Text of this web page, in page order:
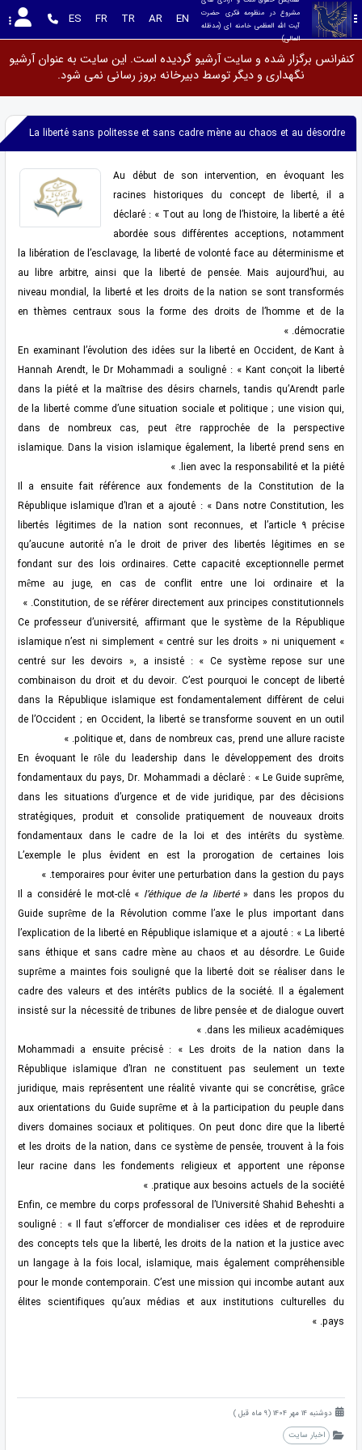
العالی)
EN
AR
TR
FR
ES
کنفرانس برگزار شده و سایت آرشیو گردیده است. این سایت به عنوان آرشیو
نگهداری و دیگر توسط دبیرخانه بروز رسانی نمی شود.
La liberté sans politesse et sans cadre mène au chaos et au désordre
Au début de son intervention, en évoquant les
racines historiques du concept de liberté, il a
déclaré : « Tout au long de l’histoire, la liberté a été
abordée sous différentes acceptions, notamment
la libération de l’esclavage, la liberté de volonté face au déterminisme et
au libre arbitre, ainsi que la liberté de pensée. Mais aujourd’hui, au
niveau mondial, la liberté et les droits de la nation se sont transformés
en thèmes centraux sous la forme des droits de l’homme et de la
démocratie. »
En examinant l’évolution des idées sur la liberté en Occident, de Kant à
Hannah Arendt, le Dr Mohammadi a souligné : « Kant conçoit la liberté
dans la piété et la maîtrise des désirs charnels, tandis qu’Arendt parle
de la liberté comme d’une situation sociale et politique ; une vision qui,
dans de nombreux cas, peut être rapprochée de la perspective
islamique. Dans la vision islamique également, la liberté prend sens en
lien avec la responsabilité et la piété. »
Il a ensuite fait référence aux fondements de la Constitution de la
République islamique d’Iran et a ajouté : « Dans notre Constitution, les
libertés légitimes de la nation sont reconnues, et l’article 9 précise
qu’aucune autorité n’a le droit de priver des libertés légitimes en se
fondant sur des lois ordinaires. Cette capacité exceptionnelle permet
même au juge, en cas de conflit entre une loi ordinaire et la
Constitution, de se référer directement aux principes constitutionnels. »
Ce professeur d’université, affirmant que le système de la République
islamique n’est ni simplement « centré sur les droits » ni uniquement «
centré sur les devoirs », a insisté : « Ce système repose sur une
combinaison du droit et du devoir. C’est pourquoi le concept de liberté
dans la République islamique est fondamentalement différent de celui
de l’Occident ; en Occident, la liberté se transforme souvent en un outil
politique et, dans de nombreux cas, prend une allure raciste. »
En évoquant le rôle du leadership dans le développement des droits
fondamentaux du pays, Dr. Mohammadi a déclaré : « Le Guide suprême,
dans les situations d’urgence et de vide juridique, par des décisions
stratégiques, produit et consolide pratiquement de nouveaux droits
fondamentaux dans le cadre de la loi et des intérêts du système.
L’exemple le plus évident en est la prorogation de certaines lois
temporaires pour éviter une perturbation dans la gestion du pays. »
Il a considéré le mot-clé « l’éthique de la liberté» dans les propos du
Guide suprême de la Révolution comme l’axe le plus important dans
l’explication de la liberté en République islamique et a ajouté : « La liberté
sans éthique et sans cadre mène au chaos et au désordre. Le Guide
suprême a maintes fois souligné que la liberté doit se réaliser dans le
cadre des valeurs et des intérêts publics de la société. Il a également
insisté sur la nécessité de tribunes de libre pensée et de dialogue ouvert
dans les milieux académiques. »
Mohammadi a ensuite précisé : « Les droits de la nation dans la
République islamique d’Iran ne constituent pas seulement un texte
juridique, mais représentent une réalité vivante qui se concrétise, grâce
aux orientations du Guide suprême et à la participation du peuple dans
divers domaines sociaux et politiques. On peut donc dire que la liberté
et les droits de la nation, dans ce système de pensée, trouvent à la fois
leur racine dans les fondements religieux et apportent une réponse
pratique aux besoins actuels de la société. »
Enfin, ce membre du corps professoral de l’Université Shahid Beheshti a
souligné : « Il faut s’efforcer de mondialiser ces idées et de reproduire
des concepts tels que la liberté, les droits de la nation et la justice avec
un langage à la fois local, islamique, mais également compréhensible
pour le monde contemporain. C’est une mission qui incombe autant aux
élites scientifiques qu’aux médias et aux institutions culturelles du
pays. »
دوشنبه 14 مهر 1404 (9 ماه قبل )
اخبار سایت